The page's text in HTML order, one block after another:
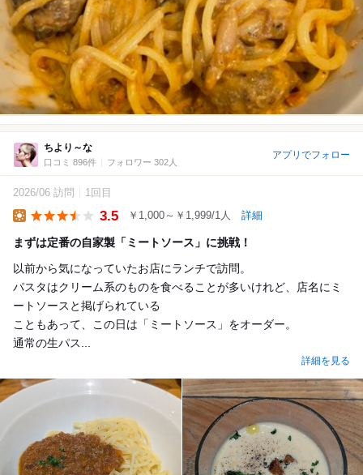
ちより～な
口コミ 896件 フォロワー 302人
アプリでフォロー
2026/06 訪問 1回目
3.5 ￥1,000～￥1,999/1人 詳細
まずは定番の自家製「ミートソース」に挑戦！
以前から気になっていたお店にランチで訪問。
パスタはクリーム系のものを食べることが多いけれど、店名にミ
ートソースと掲げられている
こともあって、この日は「ミートソース」をオーダー。
通常の生パス...
詳細を見る